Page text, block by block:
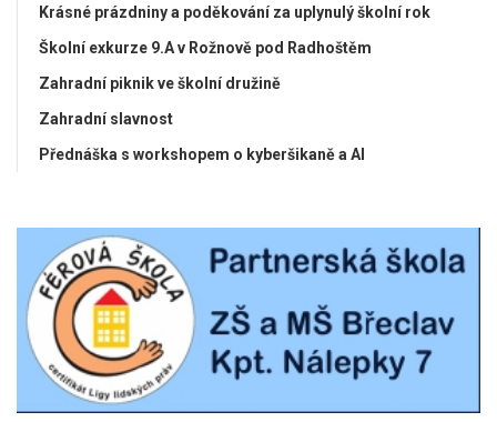
Krásné prázdniny a poděkování za uplynulý školní rok
Školní exkurze 9.A v Rožnově pod Radhoštěm
Zahradní piknik ve školní družině
Zahradní slavnost
Přednáška s workshopem o kyberšikaně a AI